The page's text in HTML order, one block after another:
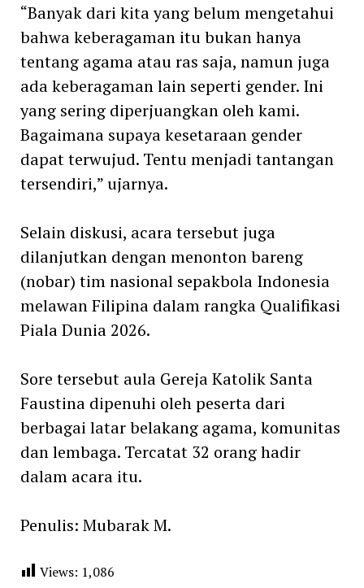
“Banyak dari kita yang belum mengetahui
bahwa keberagaman itu bukan hanya
tentang agama atau ras saja, namun juga
ada keberagaman lain seperti gender. Ini
yang sering diperjuangkan oleh kami.
Bagaimana supaya kesetaraan gender
dapat terwujud. Tentu menjadi tantangan
tersendiri,” ujarnya.
Selain diskusi, acara tersebut juga
dilanjutkan dengan menonton bareng
(nobar) tim nasional sepakbola Indonesia
melawan Filipina dalam rangka Qualifikasi
Piala Dunia 2026.
Sore tersebut aula Gereja Katolik Santa
Faustina dipenuhi oleh peserta dari
berbagai latar belakang agama, komunitas
dan lembaga. Tercatat 32 orang hadir
dalam acara itu.
Penulis: Mubarak M.
Views: 1,086